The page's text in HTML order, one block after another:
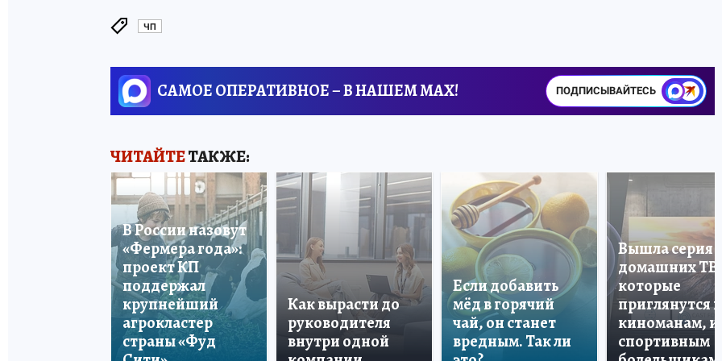
ЧП
САМОЕ ОПЕРАТИВНОЕ – В НАШЕМ MAX! ПОДПИСЫВАЙТЕСЬ
ЧИТАЙТЕТАКЖЕ:
В России назовут
«Фермера года»:
проект КП
поддержал
крупнейший
агрокластер
страны «Фуд
Как вырасти до
руководителя
внутри одной
Если добавить
мёд в горячий
чай, он станет
вредным. Так ли
Вышла серия
домашних ТВ,
которые
приглянутся и
киноманам, и
спортивным